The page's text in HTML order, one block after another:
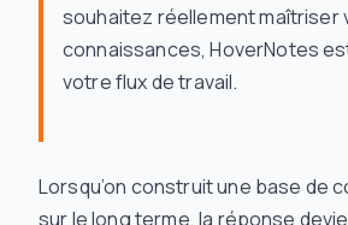
souhaitez réellement maîtriser
connaissances, HoverNotes
votre flux de travail.
Lorsqu’on construit une base de
sur le long terme, la réponse